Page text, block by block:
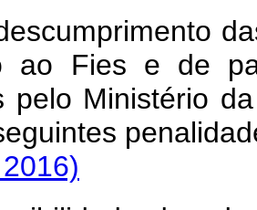
ao Fies e de
pelo Ministério
seguintes